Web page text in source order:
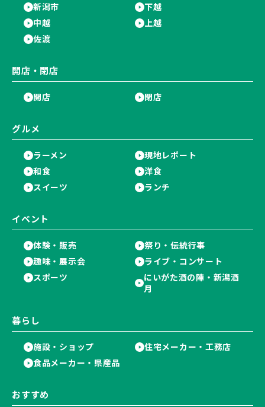
新潟市
下越
中越
上越
佐渡
開店・閉店
開店 閉店
グルメ
ラーメン
現地レポート
和食
洋食
スイーツ
ランチ
イベント
体験・販売
祭り・伝統行事
趣味・展示会
ライブ・コンサート
スポーツ
にいがた酒の陣・新潟酒
月
暮らし
施設・ショップ
住宅メーカー・工務店
食品メーカー・県産品
おすすめ